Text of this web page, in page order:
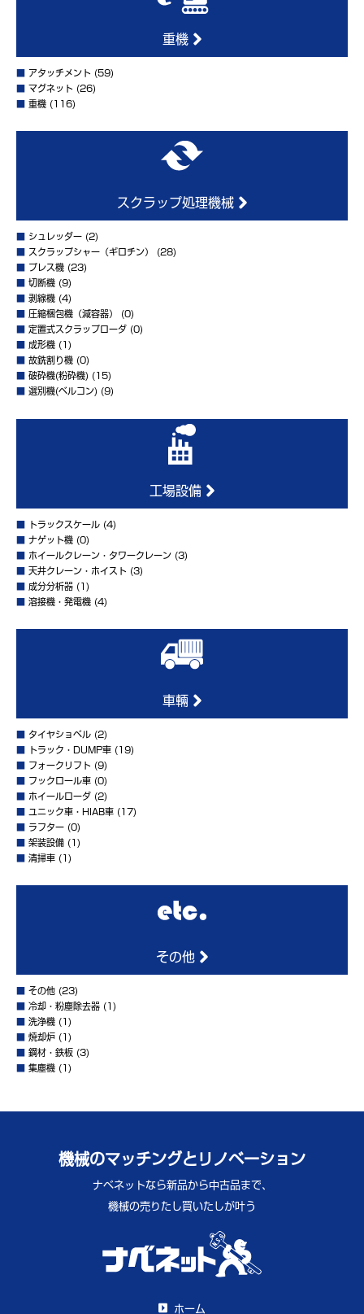
重機
アタッチメント (59)
マグネット (26)
重機 (116)
スクラップ処理機械
シュレッダー (2)
スクラップシャー（ギロチン）
(28)
プレス機 (23)
切断機 (9)
剥線機 (4)
圧縮梱包機（減容器）
(0)
定置式スクラップローダ (0)
成形機 (1)
故銑割り機 (0)
破砕機(粉砕機) (15)
選別機(ベルコン) (9)
工場設備
トラックスケール (4)
ナゲット機 (0)
ホイールクレーン・タワークレーン (3)
天井クレーン・ホイスト (3)
成分分析器 (1)
溶接機・発電機 (4)
車輛
タイヤショベル (2)
トラック・DUMP車 (19)
フォークリフト (9)
フックロール車 (0)
ホイールローダ (2)
ユニック車・HIAB車 (17)
ラフター (0)
架装設備 (1)
清掃車 (1)
その他
その他 (23)
冷却・粉塵除去器 (1)
洗浄機 (1)
焼却炉 (1)
鋼材・鉄板 (3)
集塵機 (1)
機械のマッチングとリノベーション
ナベネットなら新品から中古品まで、
機械の売りたし買いたしが叶う
ホーム